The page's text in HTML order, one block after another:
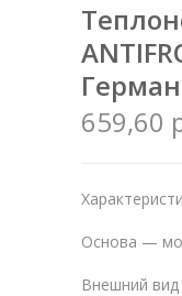
659,60
Основа —
Внешний